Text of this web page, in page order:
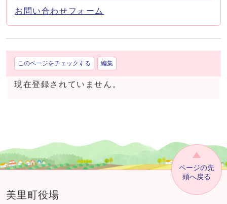
お問い合わせフォーム
このページをチェックする 編集
現在登録されていません。
ページの先
頭へ戻る
美里町役場